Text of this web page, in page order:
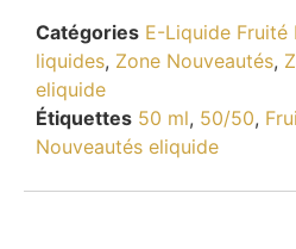
Catégories E-Liquide Fruité
liquides, Zone Nouveautés,
eliquide
Étiquettes 50 ml, 50/50,
Nouveautés eliquide